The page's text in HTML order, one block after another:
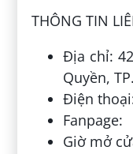
THÔNG TIN
Địa chỉ:
Quyền,
Điện
Fanpage:
Giờ mở